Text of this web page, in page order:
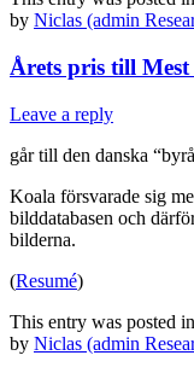
by Niclas (admin
Årets pris till
Leave a reply
går till den danska
Koala försvarade sig
bilddatabasen och
bilderna.
(Resumé)
This entry was posted in
by Niclas (admin